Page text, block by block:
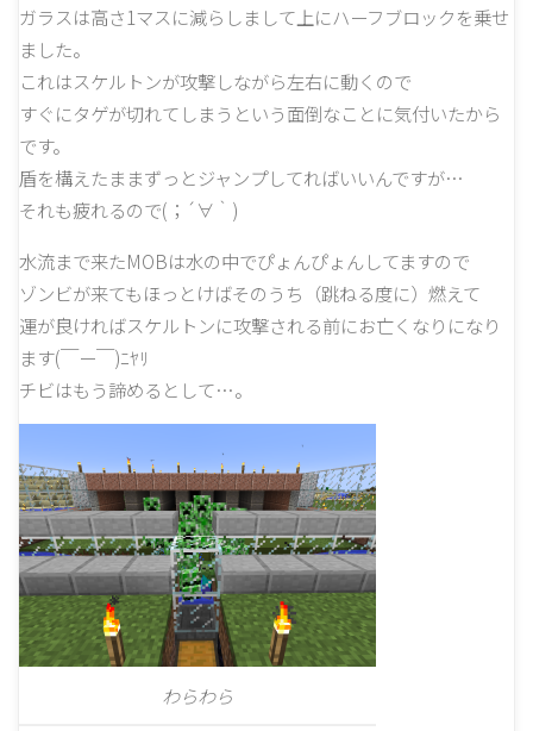
ガラスは高さ1マスに減らしまして上にハーフブロックを乗せ
ました。
これはスケルトンが攻撃しながら左右に動くので
すぐにタゲが切れてしまうという面倒なことに気付いたから
です。
盾を構えたままずっとジャンプしてればいいんですが…
それも疲れるので(；´∀｀)
水流まで来たMOBは水の中でぴょんぴょんしてますので
ゾンビが来てもほっとけばそのうち（跳ねる度に）燃えて
運が良ければスケルトンに攻撃される前にお亡くなりになり
ます(￣ー￣)ﾆﾔﾘ
チビはもう諦めるとして…。
わらわら